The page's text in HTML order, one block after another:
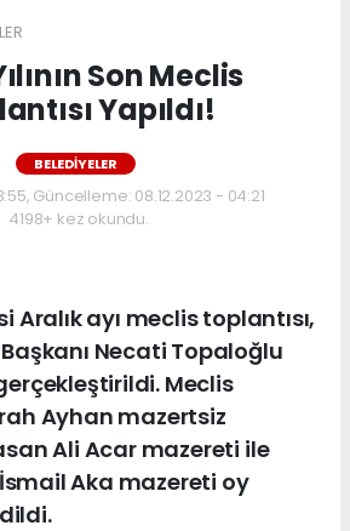
Son Meclis
Yapıldı!
BELEDİYELER
Güncelleme: 08.12.2023 - 04:21
4198+ kez okundu.
Aralık ayı meclis toplantısı,
Necati Topaloğlu
Meclis
Ayhan mazertsiz
Ali Acar mazereti ile
Aka mazereti oy